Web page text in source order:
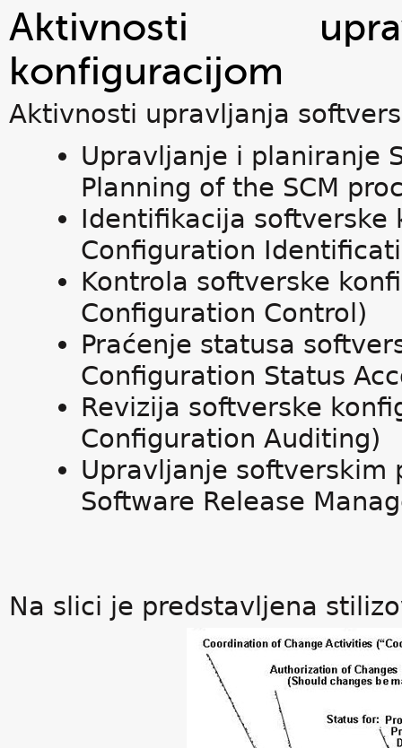
Aktivnosti
konfiguracijom
Aktivnosti upravljanja
Upravljanje i planiranje
Planning of the SCM
Identifikacija softverske
Configuration
Kontrola softverske
Configuration Control)
Praćenje statusa
Configuration Status
Revizija softverske
Configuration Auditing)
Upravljanje softverskim
Software Release
Na slici je predstavljena